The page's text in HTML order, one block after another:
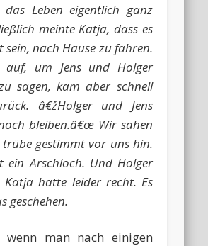
Leben eigentlich ganz
meinte Katja, dass es
sein, nach Hause zu fahren.
auf, um Jens und Holger
sagen, kam aber schnell
â€žHolger und Jens
bleiben.â€œ Wir sahen
trübe gestimmt vor uns hin.
ein Arschloch. Und Holger
hatte leider recht. Es
geschehen.
wenn man nach einigen